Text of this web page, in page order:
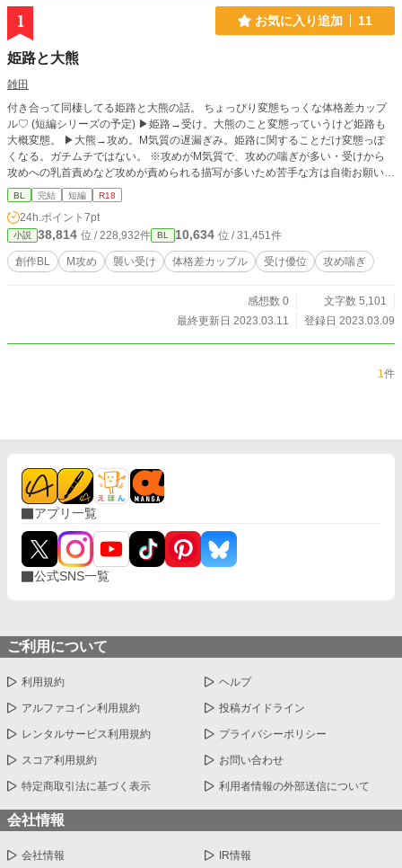
1 お気に入り追加 11
姫路と大熊
雑田
付き合って同棲してる姫路と大熊の話。 ちょっぴり変態ちっくな体格差カップ
ル♡ (短編シリーズの予定) ▶︎姫路→受け。大熊のこと変態っていうけど姫路も
大概変態。 ▶︎大熊→攻め。M気質の遅漏ぎみ。姫路に関することだけ変態っぽ
くなる。ガチムチではない。 ※攻めがM気質で、攻めの喘ぎが多い・受けから
攻めへの乳首責めなど攻めが責められる描写が多いため苦手な方は自衛お願いし
ます。リバ・逆転はありません。 🔽 🔽 🔽 【pixiv fanb
ox】 支援者様限定となりますが、「姫路と大熊」2作目公開中です。 ⬇︎⬇︎下記リ
ンク⬇︎⬇︎ https://ztt4869.fanbox.cc/posts/10697255 少しでも興味を持っていただ
けた方は 一度見に来ていただけると嬉しいです👀✨
BL 完結 短編 R18
24h.ポイント 7pt
小説 38,814 位 / 228,932件 BL 10,634 位 / 31,451件
創作BL M攻め 襲い受け 体格差カップル 受け優位 攻め喘ぎ
感想数 0
文字数 5,101
最終更新日 2023.03.11
登録日 2023.03.09
1件
アプリ一覧
公式SNS一覧
ご利用について
利用規約 ヘルプ
アルファコイン利用規約 投稿ガイドライン
レンタルサービス利用規約 プライバシーポリシー
スコア利用規約 お問い合わせ
特定商取引法に基づく表示 利用者情報の外部送信について
会社情報
会社情報 IR情報